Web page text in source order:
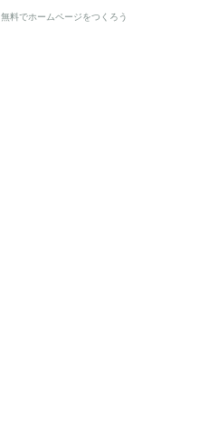
AmebaOwnd
無料でホームページをつくろう